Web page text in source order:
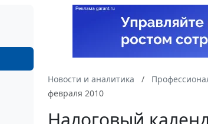
Новости и аналитика
февраля 2010